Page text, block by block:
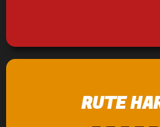
RUTE